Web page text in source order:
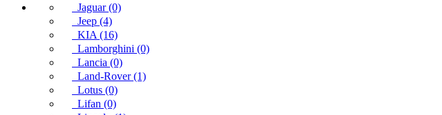
Jaguar (0)
Jeep (4)
KIA (16)
Lamborghini (0)
Lancia (0)
Land-Rover (1)
Lotus (0)
Lifan (0)